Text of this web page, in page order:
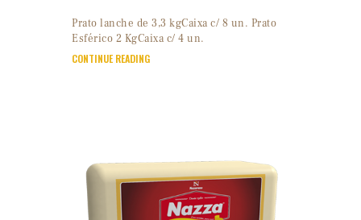
Prato lanche de 3,3 kgCaixa c/ 8 un. Prato
Esférico 2 KgCaixa c/ 4 un.
CONTINUE READING